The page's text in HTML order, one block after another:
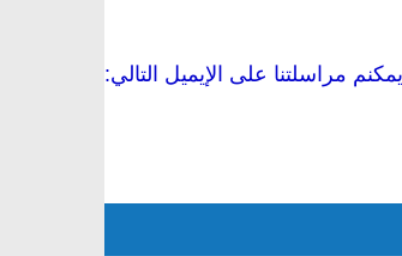
مراسلتنا على الإيميل التالي: